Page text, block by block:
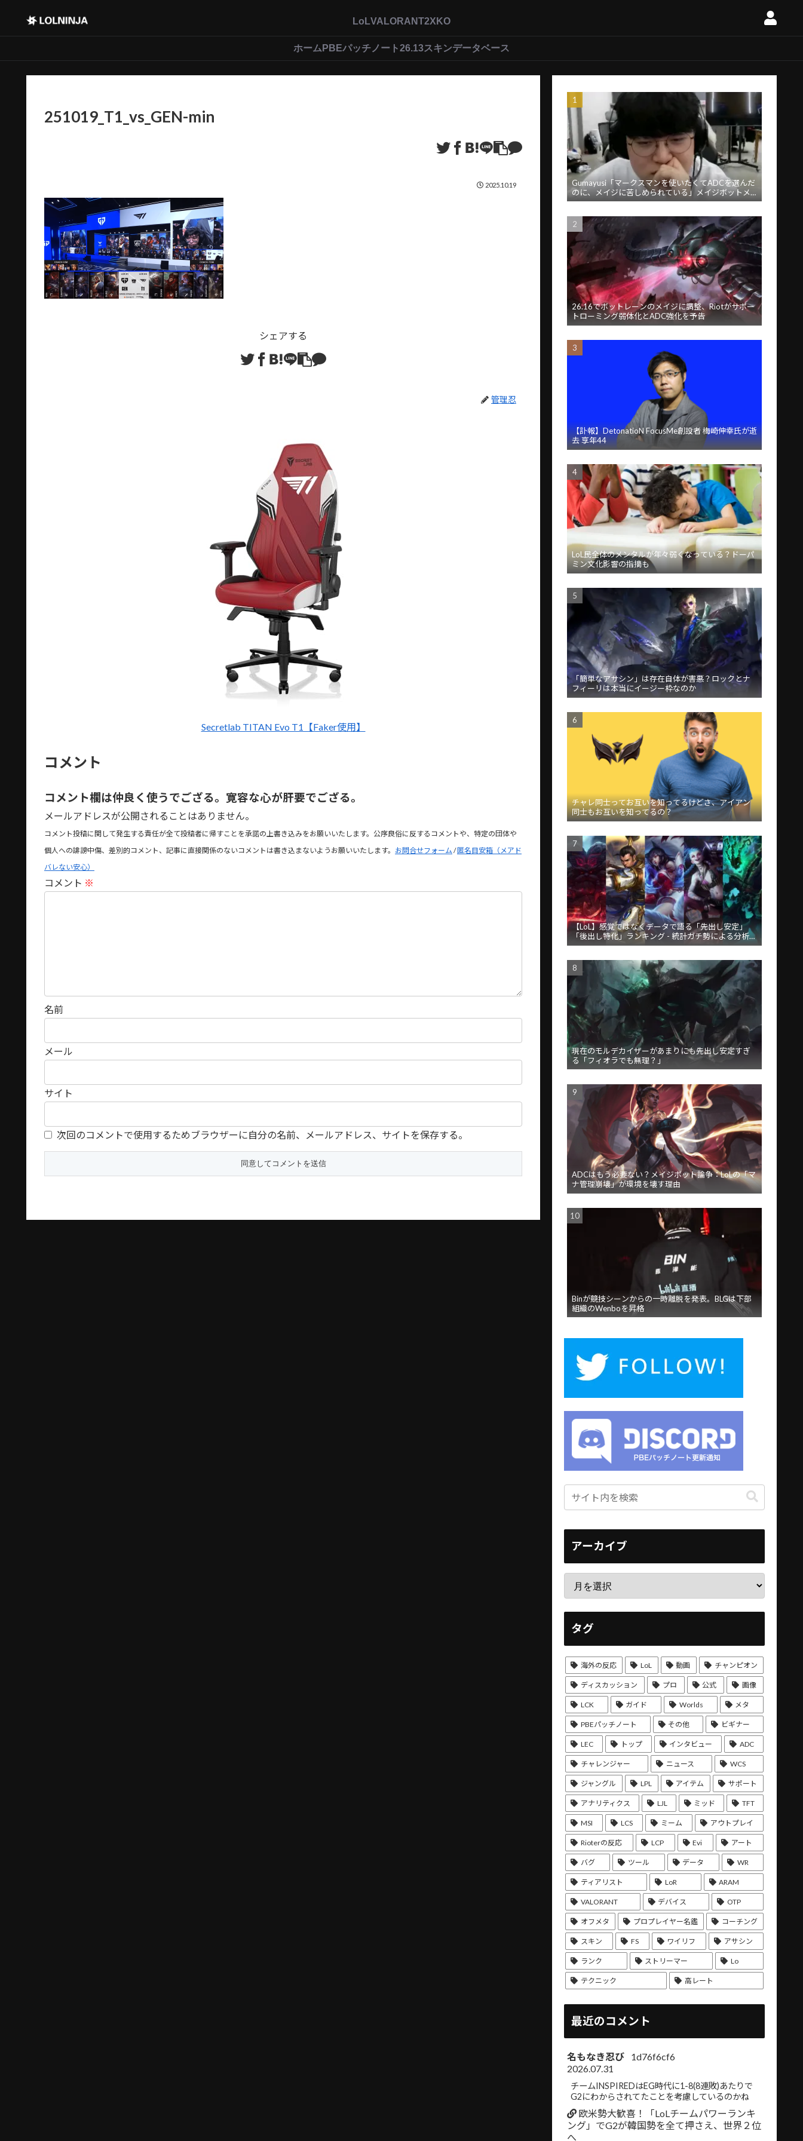
LoLVALORANT2XKO
ホーム PBEパッチノート26.13スキンデータベース
251019_T1_vs_GEN-min
2025.10.19
シェアする
管理忍
Secretlab TITAN Evo T1【Faker使用】
コメント
コメント欄は仲良く使うでござる。寛容な心が肝要でござる。
メールアドレスが公開されることはありません。
コメント投稿に関して発生する責任が全て投稿者に帰すことを承諾の上書き込みをお願いいたします。公序良俗に反するコメントや、特定の団体や
個人への誹謗中傷、差別的コメント、記事に直接関係のないコメントは書き込まないようお願いいたします。 お問合せフォーム /匿名目安箱（メアド
バレない安心）
コメント ※
名前
メール
サイト
次回のコメントで使用するためブラウザーに自分の名前、メールアドレス、サイトを保存する。
Gumayusi「マークスマンを使いたくてADCを選んだ
のに、メイジに苦しめられている」メイジボットメ
タに苦言
26.16でボットレーンのメイジに調整、Riotがサポー
トローミング弱体化とADC強化を予告
【訃報】DetonatioN FocusMe創設者 梅崎伸幸氏が逝
去 享年44
LoL民全体のメンタルが年々弱くなっている？ドーパ
ミン文化影響の指摘も
「簡単なアサシン」は存在自体が害悪？ロックとナ
フィーリは本当にイージー枠なのか
チャレ同士ってお互いを知ってるけどさ、アイアン
同士もお互いを知ってるの？
【LoL】感覚ではなくデータで語る「先出し安定」
「後出し特化」ランキング - 統計ガチ勢による分析が
話題
現在のモルデカイザーがあまりにも先出し安定すぎ
る「フィオラでも無理？」
ADCはもう必要ない？メイジボット論争：LoLの「マ
ナ管理崩壊」が環境を壊す理由
Binが競技シーンからの一時離脱を発表。BLGは下部
組織のWenboを昇格
アーカイブ
タグ
海外の反応 LoL 動画 チャンピオン
ディスカッション プロ 公式 画像
LCK ガイド Worlds メタ
PBEパッチノート その他 ビギナー
LEC トップ インタビュー ADC
チャレンジャー ニュース WCS
ジャングル LPL アイテム サポート
アナリティクス LJL ミッド TFT
MSI LCS ミーム アウトプレイ
Rioterの反応 LCP Evi アート
バグ ツール データ WR
ティアリスト LoR ARAM
VALORANT デバイス OTP
オフメタ プロプレイヤー名鑑 コーチング
スキン FS ワイリフ アサシン
ランク ストリーマー Lo
テクニック 高レート
最近のコメント
名もなき忍び
1d76f6cf6
2026.07.31
チームINSPIREDはEG時代に1-8(8連敗)あたりで
G2にわからされてたことを考慮しているのかね
欧米勢大歓喜！「LoLチームパワーランキ
ング」でG2が韓国勢を全て押さえ、世界２位
へ